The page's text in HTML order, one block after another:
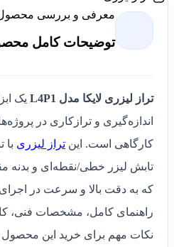
معرفی و بررسی
توضیحات کامل
تراز لیزری لایکا مدل L4P1
یک
اندازه‌گیری و ترازکاری در
کارگاهی است. این تراز لیزری با
تابش لیزر خطی/نقطه‌ای و بدنه
که به دقت بالا و سرعت در اجرای
راهنمای کامل، مشخصات فنی،
نکات مهم برای خرید این محصول